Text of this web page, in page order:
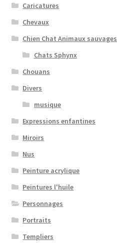
Caricatures
Chevaux
Chien Chat Animaux sauvages
Chats Sphynx
Chouans
Divers
musique
Expressions enfantines
Miroirs
Nus
Peinture acrylique
Peintures l'huile
Personnages
Portraits
Templiers